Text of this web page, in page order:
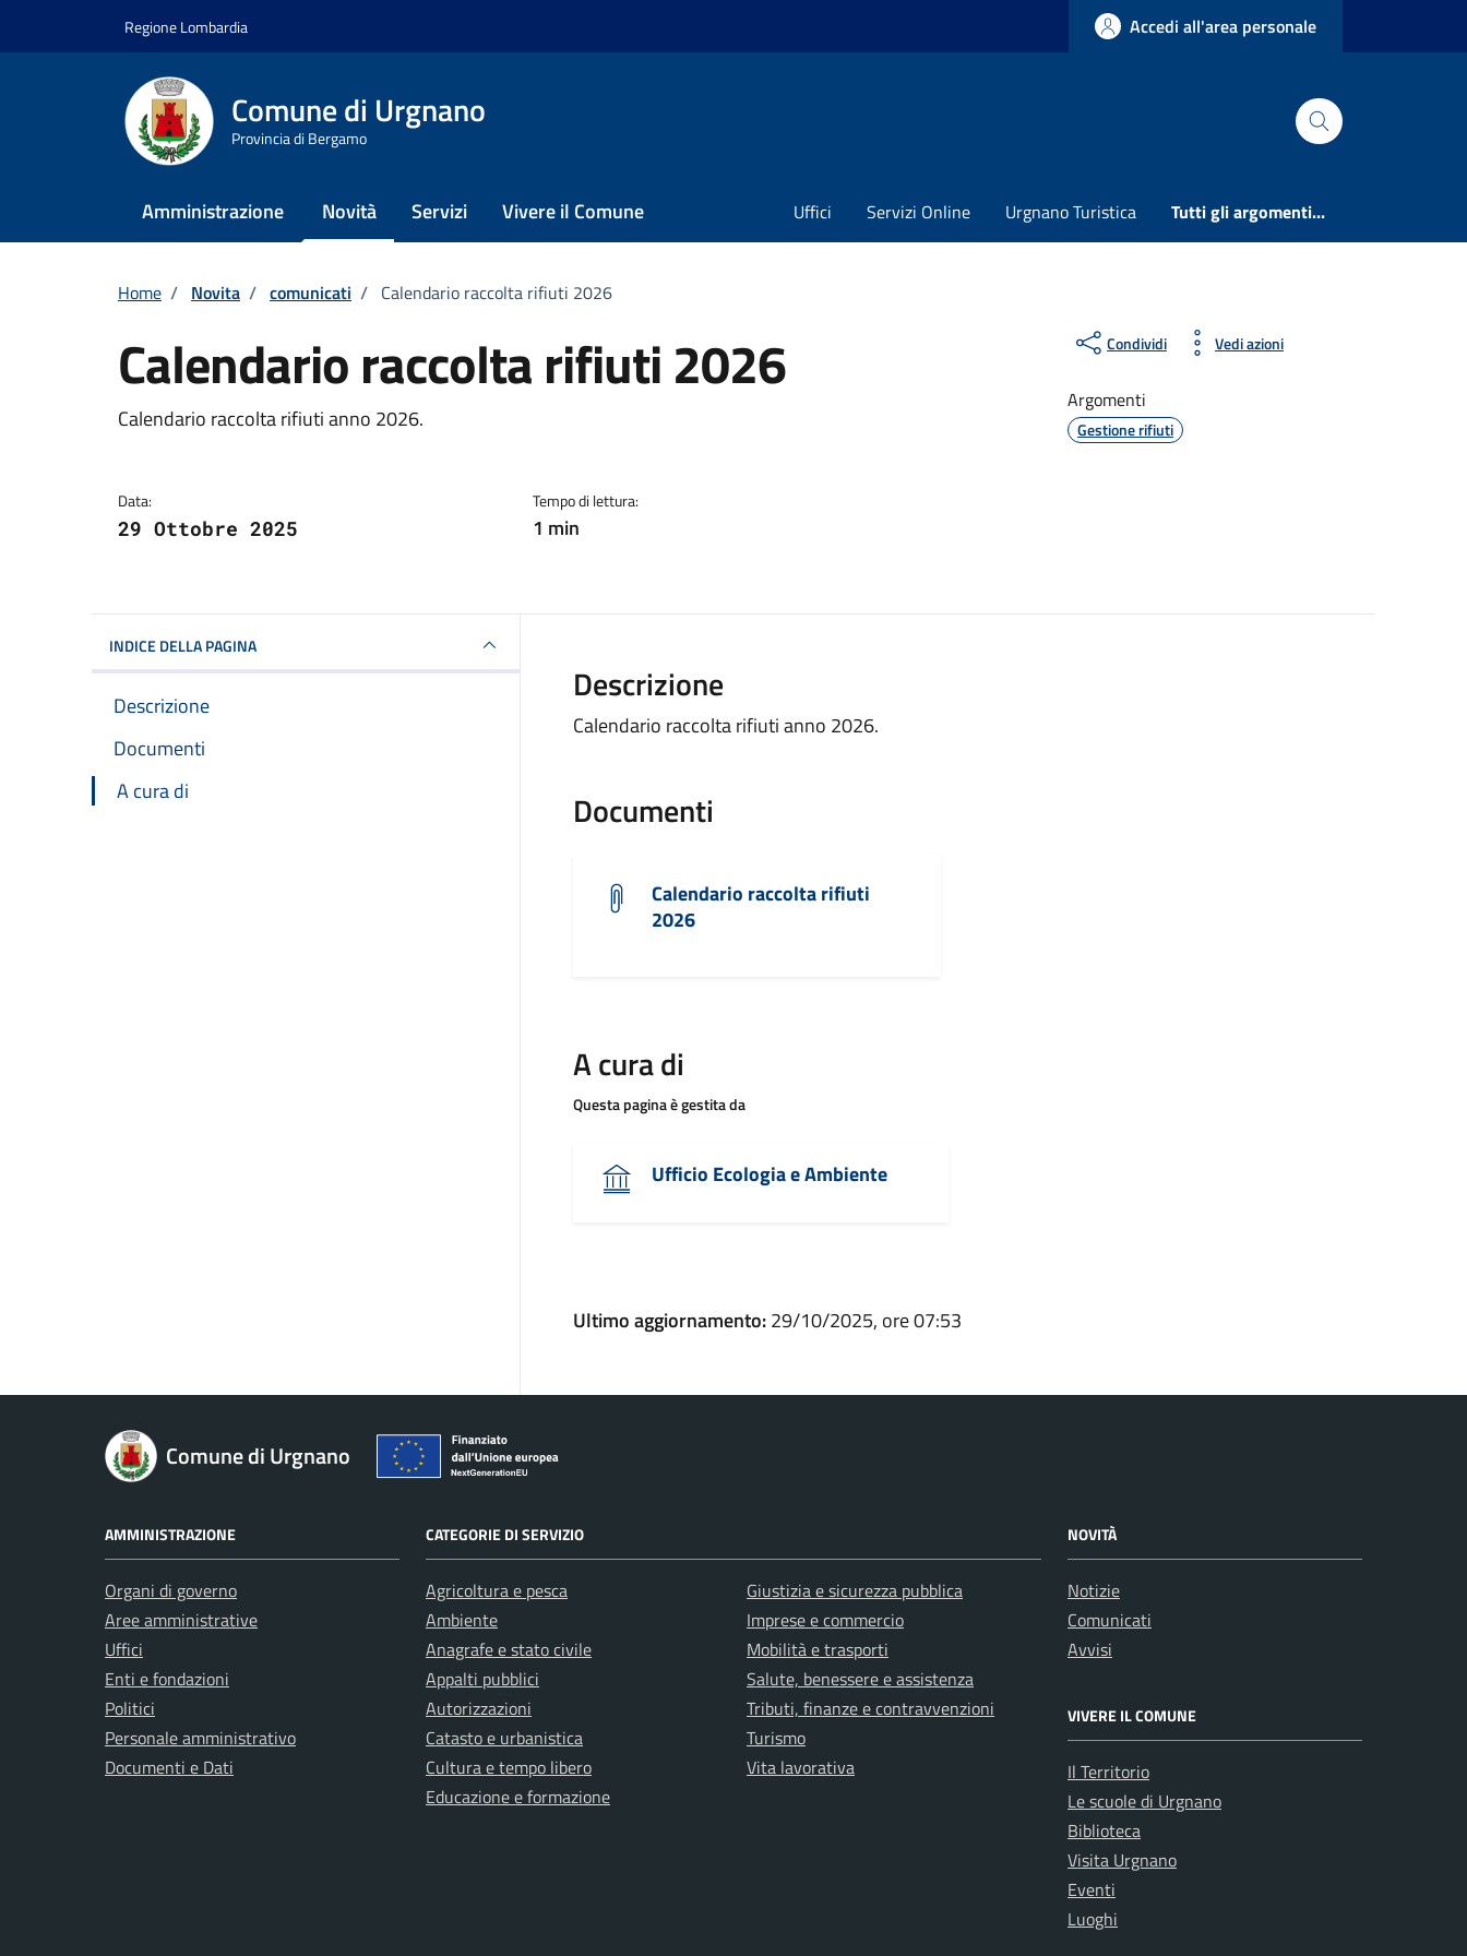
Regione Lombardia Accedi all'area personale
Comune di Urgnano
Provincia di Bergamo
Amministrazione Novità Servizi Vivere il Comune Uffici Servizi Online Urgnano Turistica Tutti gli argomenti...
Home / Novita / comunicati / Calendario raccolta rifiuti 2026
Calendario raccolta rifiuti 2026
Dettagli della notizia
Calendario raccolta rifiuti anno 2026.
Data:
29 Ottobre 2025
Tempo di lettura:
1 min
Condividi Vedi azioni
Argomenti
Gestione rifiuti
INDICE DELLA PAGINA
Descrizione
Documenti
A cura di
Descrizione
Calendario raccolta rifiuti anno 2026.
Documenti
Calendario raccolta rifiuti
2026
A cura di
Questa pagina è gestita da
Ufficio Ecologia e Ambiente
Ultimo aggiornamento:29/10/2025, ore 07:53
Comune di Urgnano
AMMINISTRAZIONE
Organi di governo
Aree amministrative
Uffici
Enti e fondazioni
Politici
Personale amministrativo
Documenti e Dati
CATEGORIE DI SERVIZIO
Agricoltura e pesca
Ambiente
Anagrafe e stato civile
Appalti pubblici
Autorizzazioni
Catasto e urbanistica
Cultura e tempo libero
Educazione e formazione
Giustizia e sicurezza pubblica
Imprese e commercio
Mobilità e trasporti
Salute, benessere e assistenza
Tributi, finanze e contravvenzioni
Turismo
Vita lavorativa
NOVITÀ
Notizie
Comunicati
Avvisi
VIVERE IL COMUNE
Il Territorio
Le scuole di Urgnano
Biblioteca
Visita Urgnano
Eventi
Luoghi